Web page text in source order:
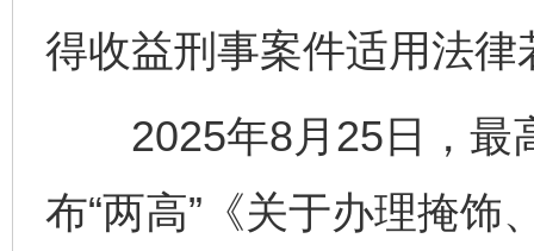
得收益刑事案件适用法
2025年8月25日，最
布“两高”《关于办理掩饰